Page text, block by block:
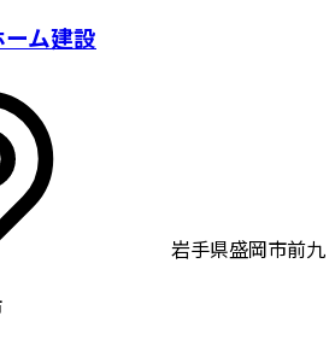
ム建設
岩手県盛岡市前九